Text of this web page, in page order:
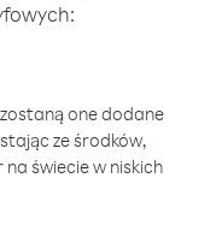
one dodane
ze środków,
świecie w niskich